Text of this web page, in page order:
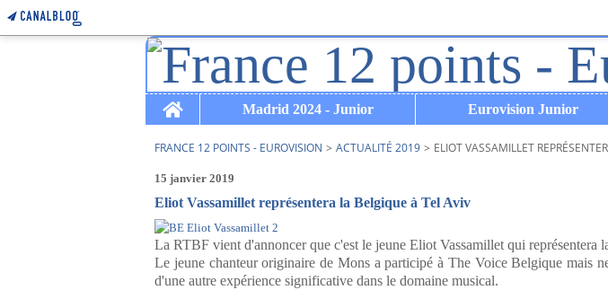
Home
Madrid 2024 - Junior Eurovision Junior
FRANCE 12 POINTS - EUROVISION > ACTUALITÉ 2019 > ELIOT VASSAMILLET
15 janvier 2019
Eliot Vassamillet représentera la Belgique à Tel Aviv
La RTBF vient d'annoncer que c'est le jeune Eliot Vassamillet qui représentera
Le jeune chanteur originaire de Mons a participé à The Voice Belgique mais
d'une autre expérience significative dans le domaine musical.